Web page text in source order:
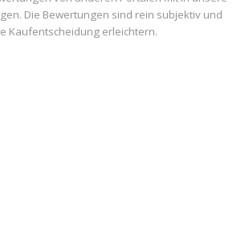
Die Bewertungen sind rein subjektiv und
Kaufentscheidung erleichtern.